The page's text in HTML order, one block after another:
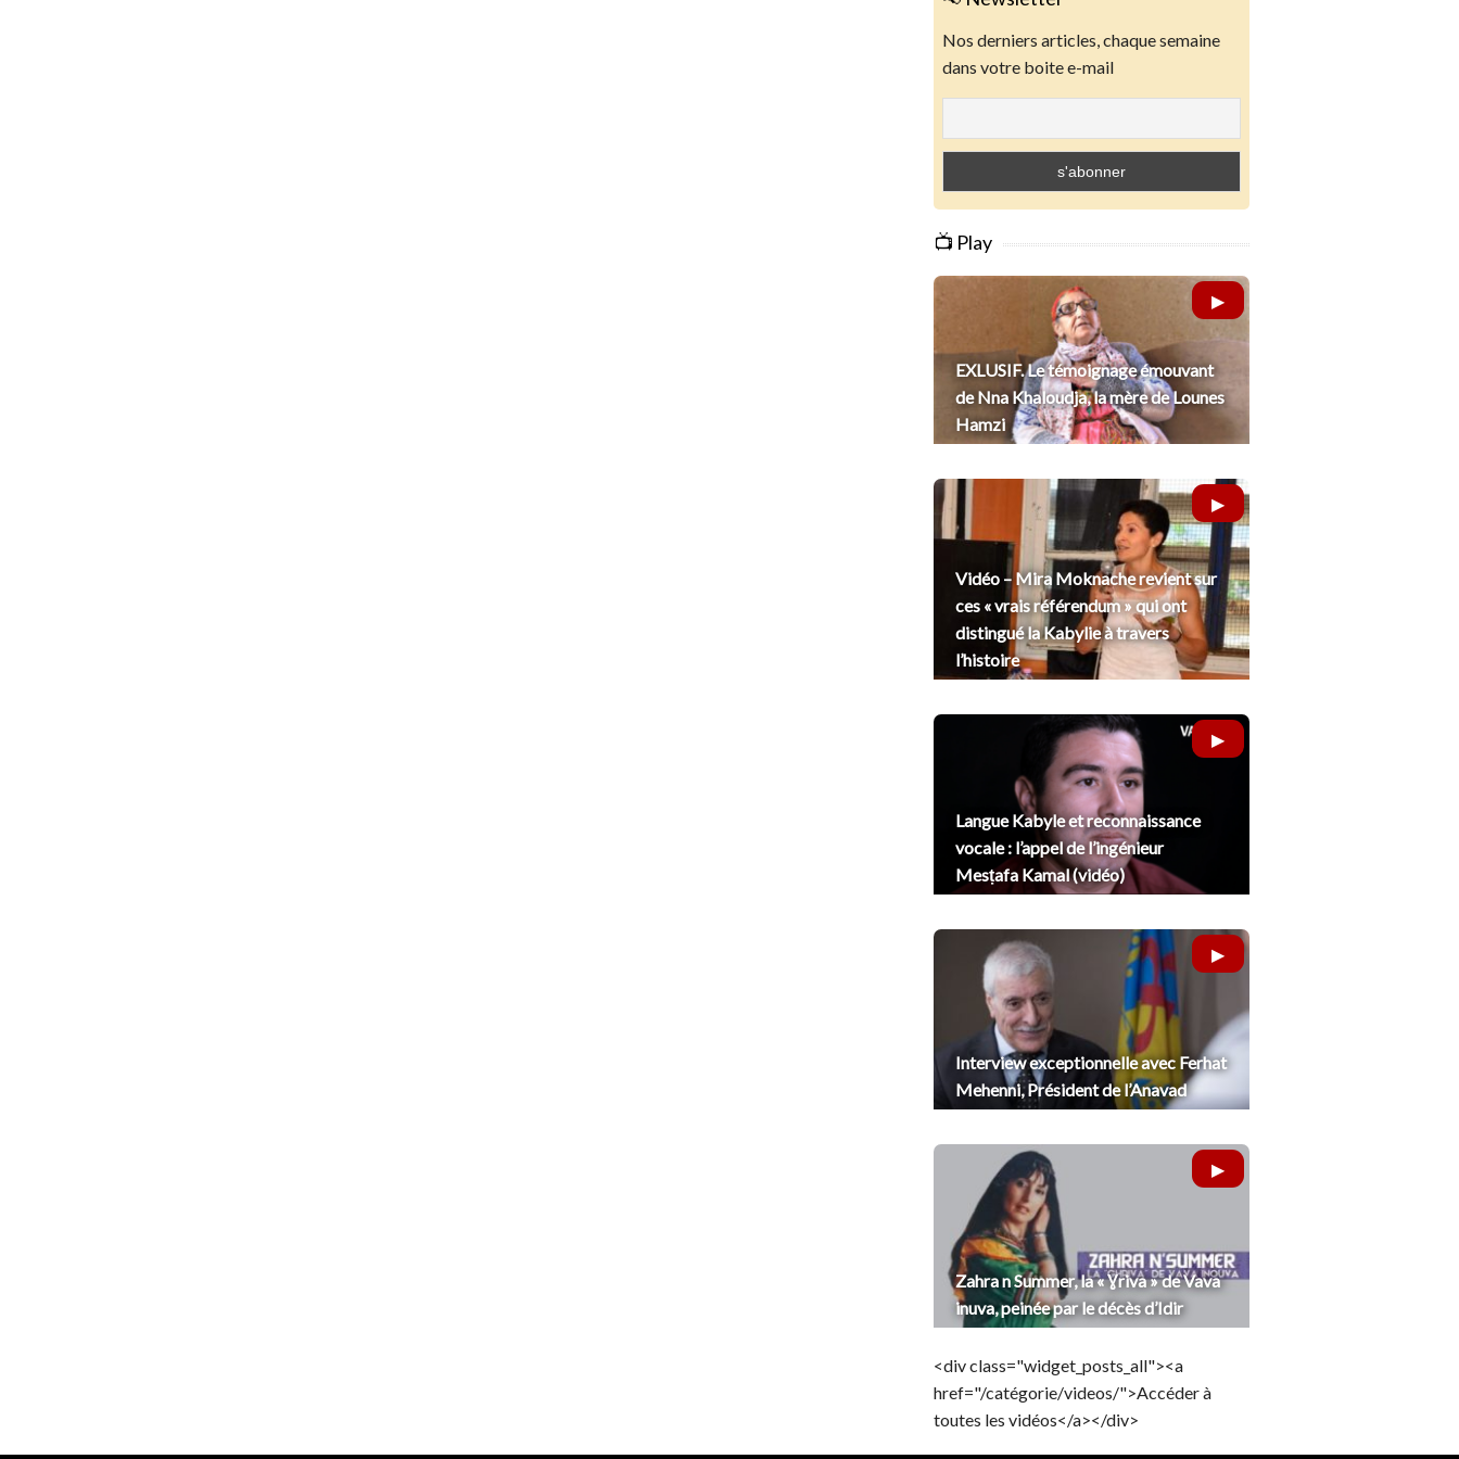
Nos derniers articles, chaque semaine
dans votre boite e-mail
📺 Play
EXLUSIF. Le témoignage émouvant
de Nna Khaloudja, la mère de Lounes
Hamzi
Vidéo – Mira Moknache revient sur
ces « vrais référendum » qui ont
distingué la Kabylie à travers
l’histoire
Langue Kabyle et reconnaissance
vocale : l’appel de l’ingénieur
Mesṭafa Kamal (vidéo)
Interview exceptionnelle avec Ferhat
Mehenni, Président de l’Anavad
Zahra n Summer, la « Ɣriva » de Vava
inuva, peinée par le décès d’Idir
<div class="widget_posts_all"><a
href="/catégorie/videos/">Accéder à
toutes les vidéos</a></div>